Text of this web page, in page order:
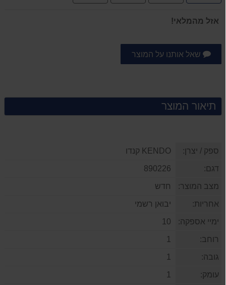
תשלומים
אזל מהמלאי!
שאל אותנו על המוצר
תיאור המוצר
ספק / יצרן:
דגם:
מצב המוצר: חדש
אחריות: יבואן רשמי
ימיי אספקה:
רוחב:
גובה:
עומק: